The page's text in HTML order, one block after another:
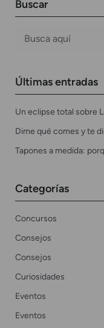
Buscar
Últimas entradas
Un eclipse total sobre
Dime qué comes y te
Tapones a medida:
Categorías
Concursos
Consejos
Consejos
Curiosidades
Eventos
Eventos